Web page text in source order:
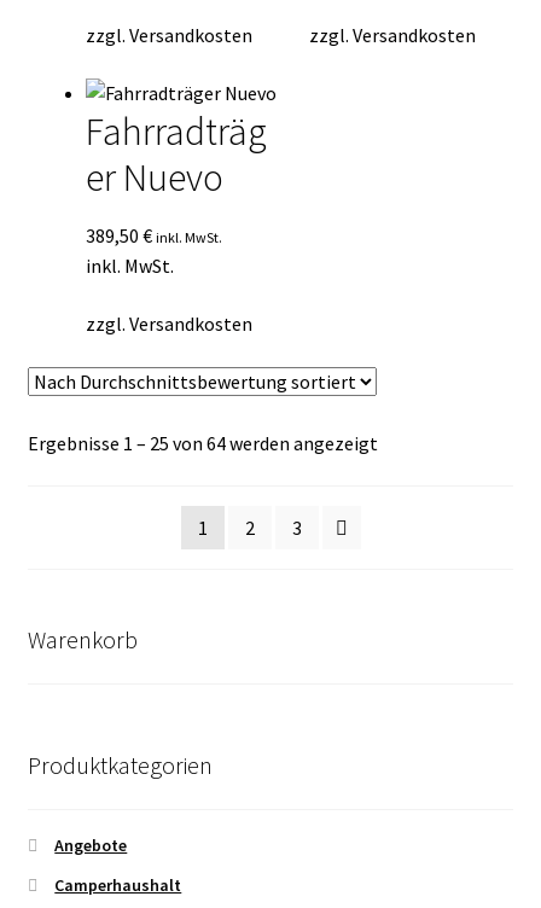
zzgl. Versandkosten zzgl.Versandkosten
Fahrradträg
er Nuevo
389,50 € inkl. MwSt.
inkl. MwSt.
zzgl. Versandkosten
Ergebnisse 1 – 25 von 64 werden angezeigtNach
1
2 3
Warenkorb
Produktkategorien
Angebote
Camperhaushalt